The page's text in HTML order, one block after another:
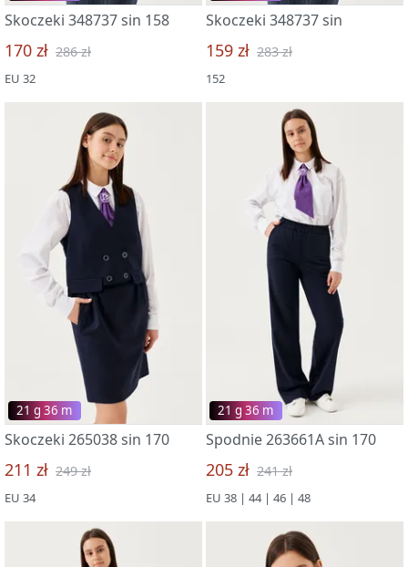
Skoczeki 348737 sin 158
170 zł 286 zł
EU 32
Skoczeki 348737 sin
159 zł 283 zł
152
21 g 36 m
Skoczeki 265038 sin 170
211 zł 249 zł
EU 34
21 g 36 m
Spodnie 263661A sin 170
205 zł 241 zł
EU 38 | 44 | 46 | 48